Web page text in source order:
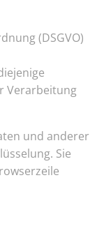
(DSGVO)
Verarbeitung
und anderer
Sie